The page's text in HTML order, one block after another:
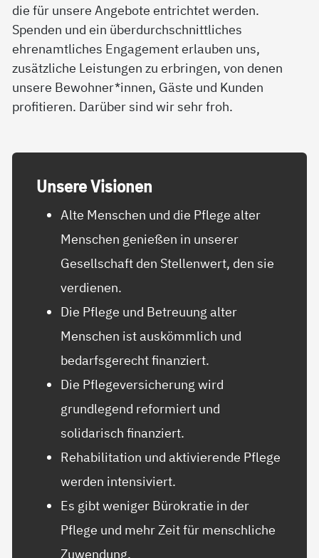
die für unsere Angebote entrichtet werden.
Spenden und ein überdurchschnittliches
ehrenamtliches Engagement erlauben uns,
zusätzliche Leistungen zu erbringen, von denen
unsere Bewohner*innen, Gäste und Kunden
profitieren. Darüber sind wir sehr froh.
Un­se­re Vi­sio­nen
Alte Menschen und die Pflege alter
Menschen genießen in unserer
Gesellschaft den Stellenwert, den sie
verdienen.
Die Pflege und Betreuung alter
Menschen ist auskömmlich und
bedarfsgerecht finanziert.
Die Pflegeversicherung wird
grundlegend reformiert und
solidarisch finanziert.
Rehabilitation und aktivierende Pflege
werden intensiviert.
Es gibt weniger Bürokratie in der
Pflege und mehr Zeit für menschliche
Zuwendung.